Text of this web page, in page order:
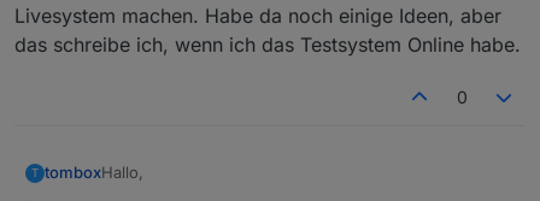
Livesystem machen. Habe da noch einige Ideen, aber
das schreibe ich, wenn ich das Testsystem Online habe.
0
T tomboxHallo,